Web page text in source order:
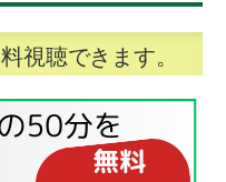
視聴できます。